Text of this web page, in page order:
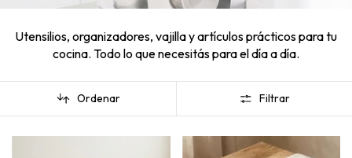
Utensilios, organizadores, vajilla y artículos prácticos para tu
cocina. Todo lo que necesitás para el día a día.
Ordenar Filtrar